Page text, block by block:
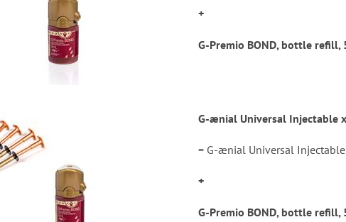
+
G-Premio BOND, bottle refill,
G-ænial Universal Injectable
= G-ænial Universal
+
G-Premio BOND, bottle refill,